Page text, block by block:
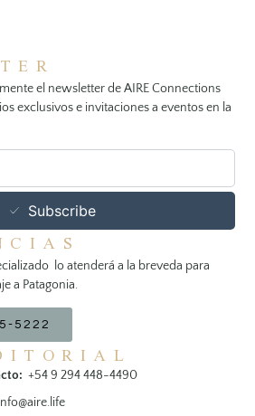
el newsletter de AIRE Connections
exclusivos e invitaciones a eventos en la
Subscribe
lo atenderá a la breveda para
a Patagonia.
5222
+54 9 294 448-4490